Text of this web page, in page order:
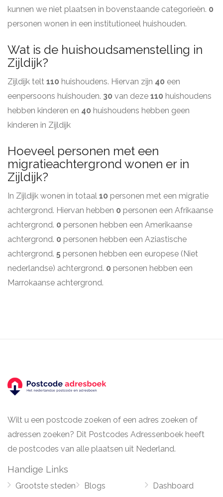
kunnen we niet plaatsen in bovenstaande categorieën. 0
personen wonen in een institutioneel huishouden.
Wat is de huishoudsamenstelling in
Zijldijk?
Zijldijk telt 110 huishoudens. Hiervan zijn 40 een
eenpersoons huishouden. 30 van deze 110 huishoudens
hebben kinderen en 40 huishoudens hebben geen
kinderen in Zijldijk
Hoeveel personen met een
migratieachtergrond wonen er in
Zijldijk?
In Zijldijk wonen in totaal 10 personen met een migratie
achtergrond. Hiervan hebben 0 personen een Afrikaanse
achtergrond. 0 personen hebben een Amerikaanse
achtergrond. 0 personen hebben een Aziastische
achtergrond. 5 personen hebben een europese (Niet
nederlandse) achtergrond. 0 personen hebben een
Marrokaanse achtergrond.
Wilt u een postcode zoeken of een adres zoeken of
adressen zoeken? Dit Postcodes Adressenboek heeft
de postcodes van alle plaatsen uit Nederland.
Handige Links
Grootste steden
Blogs Dashboard